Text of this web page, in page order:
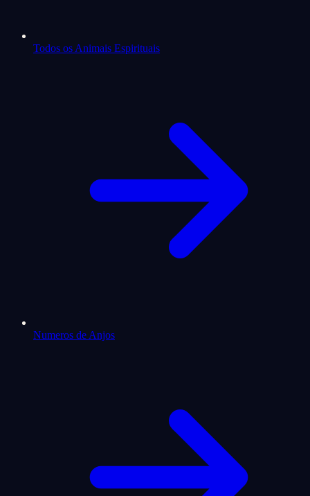
Todos os Animais Espirituais
Numeros de Anjos